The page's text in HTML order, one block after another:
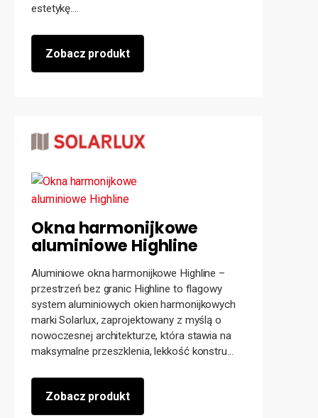
estetykę....
Zobacz produkt
Okna harmonijkowe
aluminiowe Highline
Aluminiowe okna harmonijkowe Highline –
przestrzeń bez granic Highline to flagowy
system aluminiowych okien harmonijkowych
marki Solarlux, zaprojektowany z myślą o
nowoczesnej architekturze, która stawia na
maksymalne przeszklenia, lekkość konstru...
Zobacz produkt